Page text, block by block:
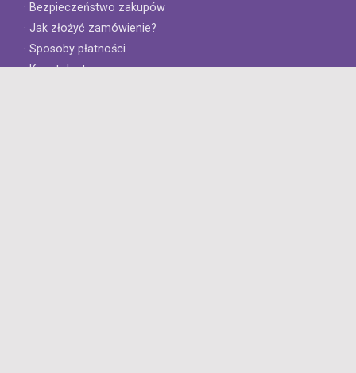
· Bezpieczeństwo zakupów
· Jak złożyć zamówienie?
· Sposoby płatności
· Koszt dostawy